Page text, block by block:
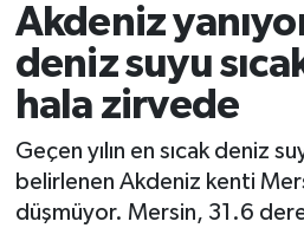
Akdeniz
deniz suyu
hala zirvede
Geçen yılın en sıcak deniz
belirlenen Akdeniz kenti
düşmüyor. Mersin, 31.6
Güncel
Haberde insan
Kültür - Sanat
Haber Arşivi